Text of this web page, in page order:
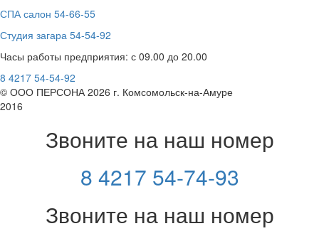
СПА салон 54-66-55
Студия загара 54-54-92
Часы работы предприятия: с 09.00 до 20.00
8 4217 54-54-92
© ООО ПЕРСОНА 2026 г. Комсомольск-на-Амуре
2016
Звоните на наш номер
8 4217 54-74-93
Звоните на наш номер